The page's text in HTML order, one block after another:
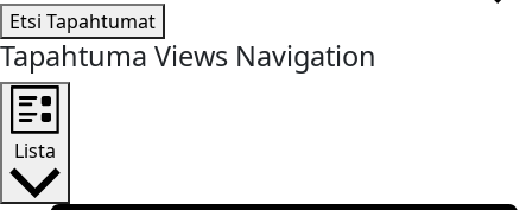
Etsi Tapahtumat
Tapahtuma Views Navigation
Lista